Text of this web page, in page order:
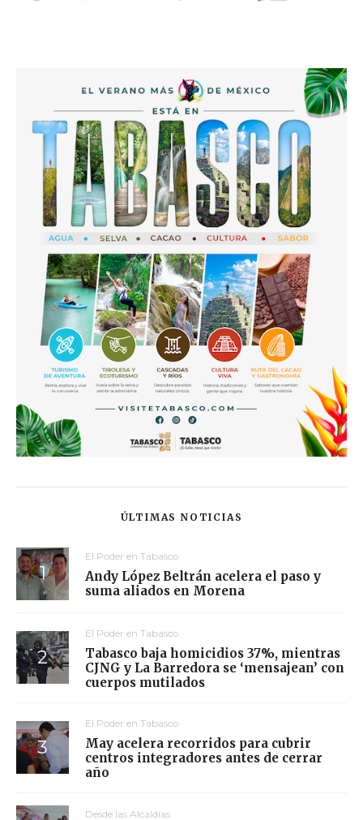
ÚLTIMAS NOTICIAS
El Poder en Tabasco
Andy López Beltrán acelera el paso y
suma aliados en Morena
El Poder en Tabasco
Tabasco baja homicidios 37%, mientras
CJNG y La Barredora se ‘mensajean’ con
cuerpos mutilados
El Poder en Tabasco
May acelera recorridos para cubrir
centros integradores antes de cerrar
año
Desde las Alcaldías